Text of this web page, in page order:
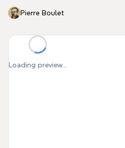
Pierre Boulet
Loading preview...